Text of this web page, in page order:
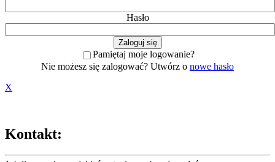
Hasło
Pamiętaj moje logowanie?
Nie możesz się zalogować? Utwórz o nowe hasło
X
Kontakt: